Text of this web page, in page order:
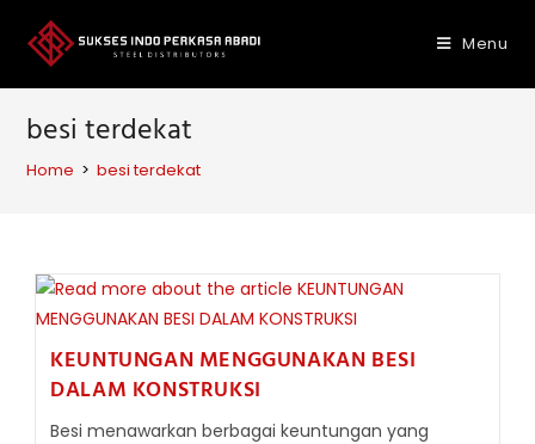
content
Menu
besi terdekat
Home > besi terdekat
KEUNTUNGAN MENGGUNAKAN BESI
DALAM KONSTRUKSI
Besi menawarkan berbagai keuntungan yang